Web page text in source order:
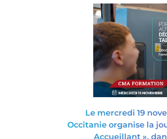
Le mercredi 19
Occitanie organise la
Accueillant »,